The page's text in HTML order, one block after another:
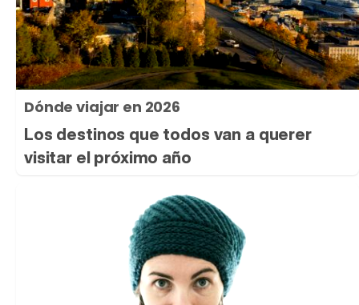
Dónde viajar en 2026
Los destinos que todos van a querer
visitar el próximo año